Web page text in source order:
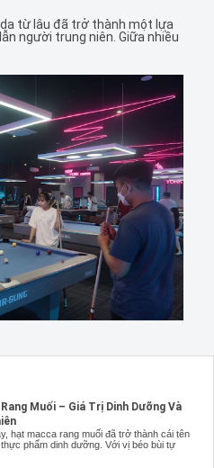
từ lâu đã trở thành một lựa
người trung niên. Giữa nhiều
Muối – Giá Trị Dinh Dưỡng Và
hạt macca rang muối đã trở thành cái tên
phẩm dinh dưỡng. Với vị béo bùi tự